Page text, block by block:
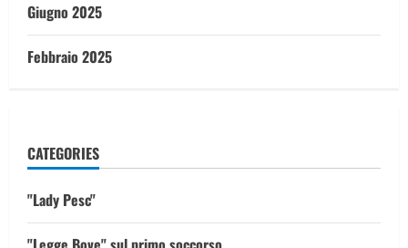
Giugno 2025
Febbraio 2025
CATEGORIES
"Lady Pesc"